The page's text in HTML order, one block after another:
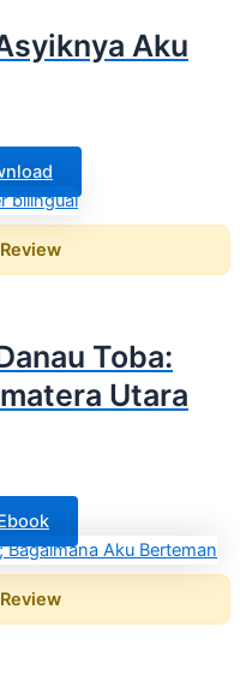
Aku
Toba:
Utara